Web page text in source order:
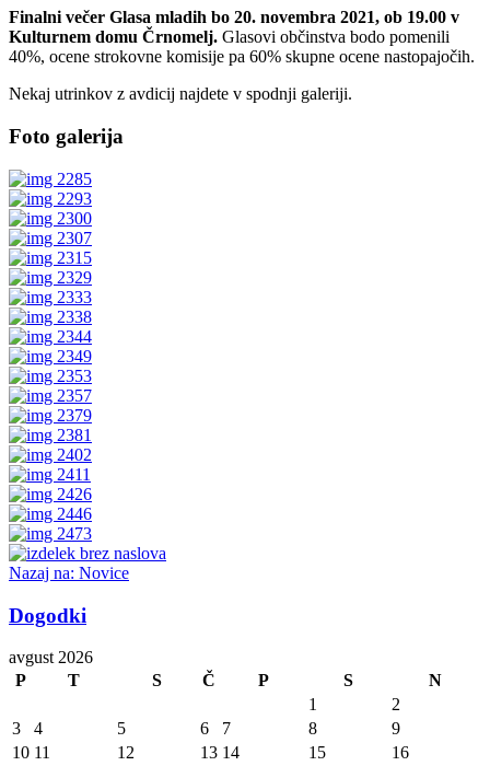
Finalni večer Glasa mladih bo 20. novembra 2021, ob 19.00 v
Kulturnem domu Črnomelj. Glasovi občinstva bodo pomenili
40%, ocene strokovne komisije pa 60% skupne ocene nastopajočih.
Nekaj utrinkov z avdicij najdete v spodnji galeriji.
Foto galerija
Nazaj na: Novice
Dogodki
avgust 2026
P
T S Č P S
N
1
2
3
4 5 6 7 8
9
10 11 12 13 14 15 16